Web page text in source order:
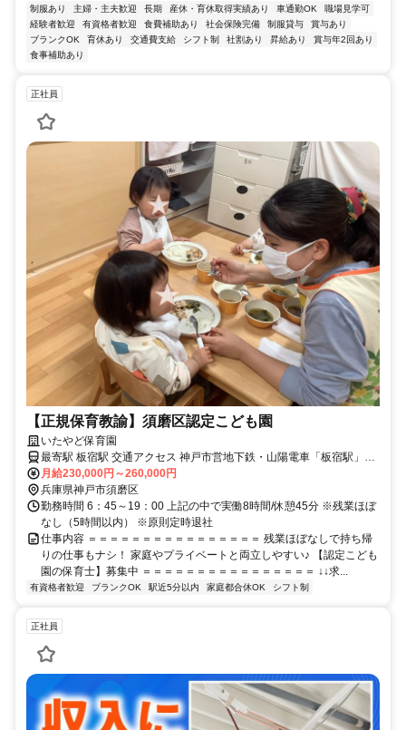
制服あり 主婦・主夫歓迎 長期 産休・育休取得実績あり 車通勤OK
職場見学可
経験者歓迎
有資格者歓迎 食費補助あり 社会保険完備 制服貸与
賞与あり
ブランクOK
育休あり 交通費支給 シフト制 社割あり 昇給あり
賞与年2回あり
食事補助あり
正社員
【正規保育教諭】須磨区認定こども園
いたやど保育園
最寄駅 板宿駅 交通アクセス 神戸市営地下鉄・山陽電車「板宿駅」よ
り徒歩3分 ●バイク通勤OK ※転勤の可能性あり（徒歩5分の小規模保
育園）
月給230,000円～260,000円
兵庫県神戸市須磨区
勤務時間 6：45～19：00 上記の中で実働8時間/休憩45分 ※残業ほぼ
なし（5時間以内） ※原則定時退社
仕事内容 ＝＝＝＝＝＝＝＝＝＝＝＝＝＝＝＝ 残業ほぼなしで持ち帰
りの仕事もナシ！ 家庭やプライベートと両立しやすい♪ 【認定こども
園の保育士】募集中 ＝＝＝＝＝＝＝＝＝＝＝＝＝＝＝＝ ↓↓求...
有資格者歓迎 ブランクOK 駅近5分以内 家庭都合休OK シフト制
正社員